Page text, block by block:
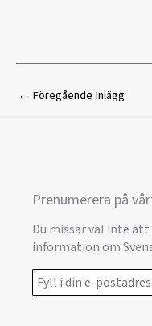
← Föregående Inlägg
Prenumerera på
Du missar väl inte
information om